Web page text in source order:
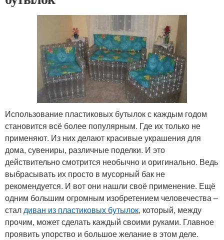
Использование пластиковых бутылок с каждым годом
становится всё более популярным. Где их только не
применяют. Из них делают красивые украшения для
дома, сувениры, различные поделки. И это
действительно смотрится необычно и оригинально. Ведь
выбрасывать их просто в мусорный бак не
рекомендуется. И вот они нашли своё применение. Ещё
одним большим огромным изобретением человечества –
сталдиван из пластиковых бутылок, который, между
прочим, может сделать каждый своими руками. Главное
проявить упорство и большое желание в этом деле.